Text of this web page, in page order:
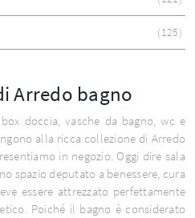
125
Arredo bagno
doccia, vasche da bagno, wc e
alla ricca collezione di Arredo
in negozio. Oggi dire sala
spazio deputato a benessere, cura
essere attrezzato perfettamente
Poiché il bagno è considerato